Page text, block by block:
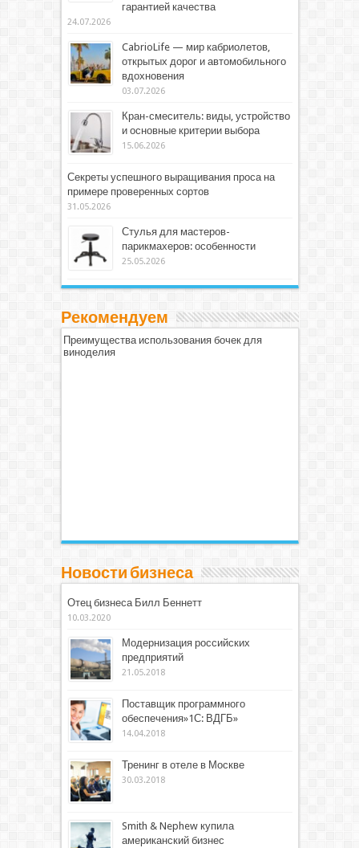
гарантией качества
24.07.2026
CabrioLife — мир кабриолетов,
открытых дорог и автомобильного
вдохновения
03.07.2026
Кран-смеситель: виды, устройство
и основные критерии выбора
15.06.2026
Секреты успешного выращивания проса на
примере проверенных сортов
31.05.2026
Стулья для мастеров-
парикмахеров: особенности
25.05.2026
Рекомендуем
Преимущества использования бочек для
виноделия
Новости бизнеса
Отец бизнеса Билл Беннетт
10.03.2020
Модернизация российских
предприятий
21.05.2018
Поставщик программного
обеспечения»1С: ВДГБ»
14.04.2018
Тренинг в отеле в Москве
30.03.2018
Smith & Nephew купила
американский бизнес